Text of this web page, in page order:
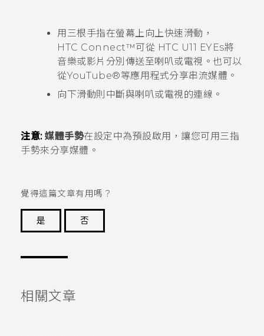
用三根手指在螢幕上向上快速滑動，
HTC Connect™可從 HTC U11 EYEs將
音樂或影片分別傳送至喇叭或電視。 也可以
從YouTube®等應用程式分享串流媒體。
向下滑動則中斷與喇叭或電視的連線。
注意: 媒體手勢在設定中為預設啟用，讓您可用三指
手勢來分享媒體。
覺得這篇文章有用嗎？
是
否
相關文章